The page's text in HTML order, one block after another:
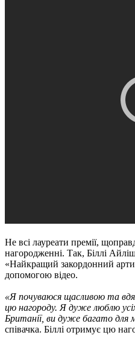
Не всі лауреати премії,
нагородженні. Так, Біллі
«Найкращий закордонний
допомогою відео.
«Я почуваюся щасливою та
цю нагороду. Я дуже люблю усіх
Британії, ви дуже багато для
співачка. Біллі отримує цю